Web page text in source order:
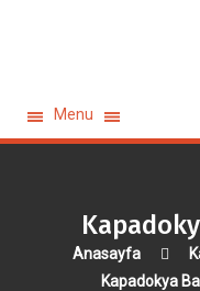
Menu
Anasayfa
Kapadokya